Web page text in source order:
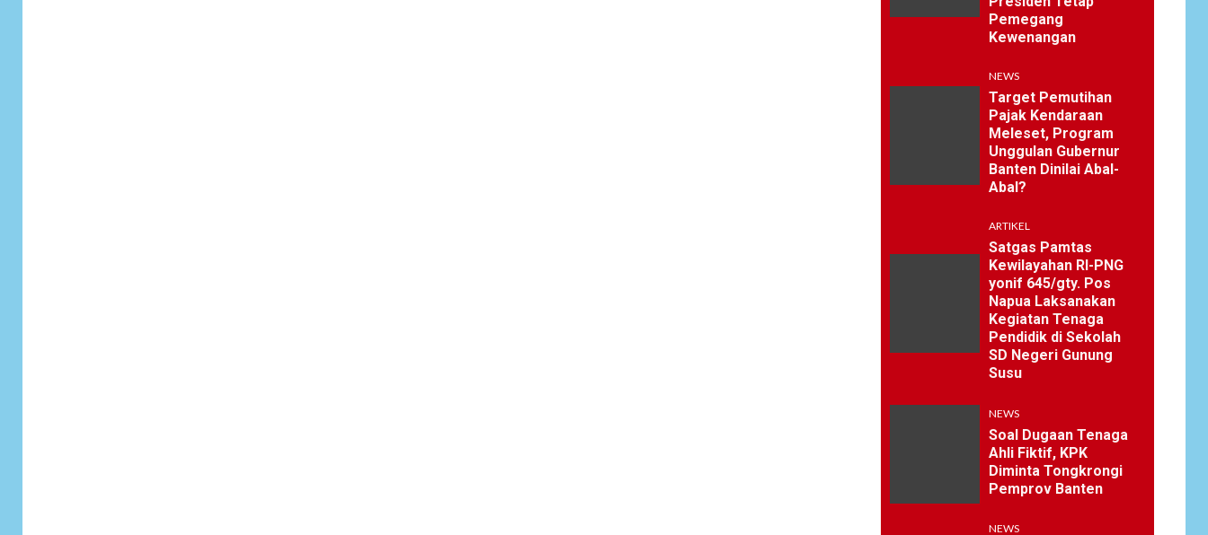
Pemegang
Kewenangan
NEWS
Target Pemutihan
Pajak Kendaraan
Meleset, Program
Unggulan Gubernur
Banten Dinilai Abal-
Abal?
ARTIKEL
Satgas Pamtas
Kewilayahan RI-PNG
yonif 645/gty. Pos
Napua Laksanakan
Kegiatan Tenaga
Pendidik di Sekolah
SD Negeri Gunung
Susu
NEWS
Soal Dugaan Tenaga
Ahli Fiktif, KPK
Diminta Tongkrongi
Pemprov Banten
NEWS